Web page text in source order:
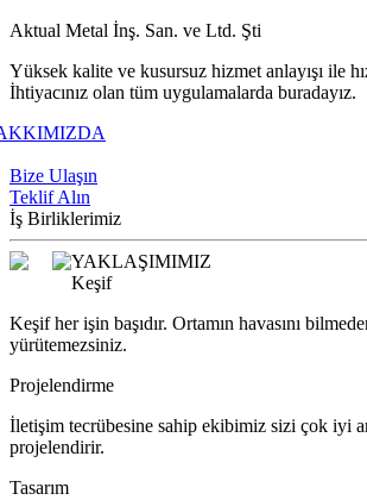
Aktual Metal İnş. San. ve Ltd. Şti
Yüksek kalite ve kusursuz hizmet anlayışı ile
İhtiyacınız olan tüm uygulamalarda buradayız.
Bize Ulaşın
Teklif Alın
İş Birliklerimiz
YAKLAŞIMIMIZ
Keşif
Keşif her işin başıdır. Ortamın havasını
yürütemezsiniz.
Projelendirme
İletişim tecrübesine sahip ekibimiz sizi çok iyi
projelendirir.
Tasarım